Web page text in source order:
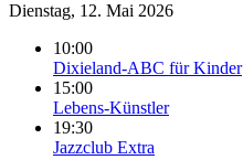
Dienstag, 12. Mai 2026
10:00
Dixieland-ABC für Kinder
15:00
Lebens-Künstler
19:30
Jazzclub Extra